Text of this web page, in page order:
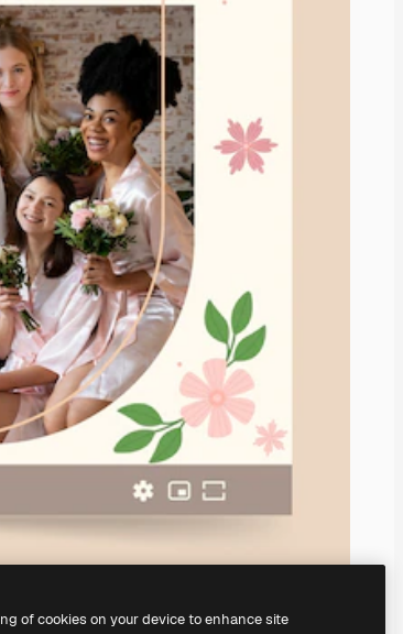
of cookies on your device to enhance site